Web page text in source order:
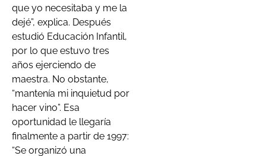
que yo necesitaba y me la
dejé”, explica. Después
estudió Educación Infantil,
por lo que estuvo tres
años ejerciendo de
maestra. No obstante,
“mantenía mi inquietud por
hacer vino”. Esa
oportunidad le llegaría
finalmente a partir de 1997:
“Se organizó una